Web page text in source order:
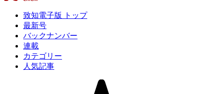
致知電子版 トップ
最新号
バックナンバー
連載
カテゴリー
人気記事